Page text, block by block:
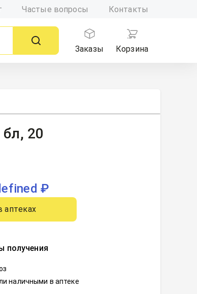
Частые вопросы Контакты
Заказы
Корзина
20
₽
получения
наличными в аптеке